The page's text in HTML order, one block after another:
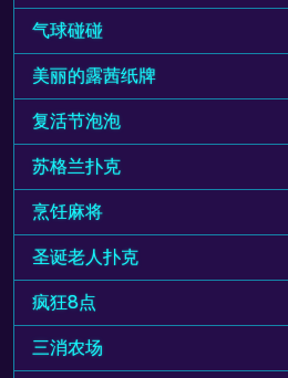
气球碰碰
美丽的露茜纸牌
复活节泡泡
苏格兰扑克
烹饪麻将
圣诞老人扑克
疯狂8点
三消农场